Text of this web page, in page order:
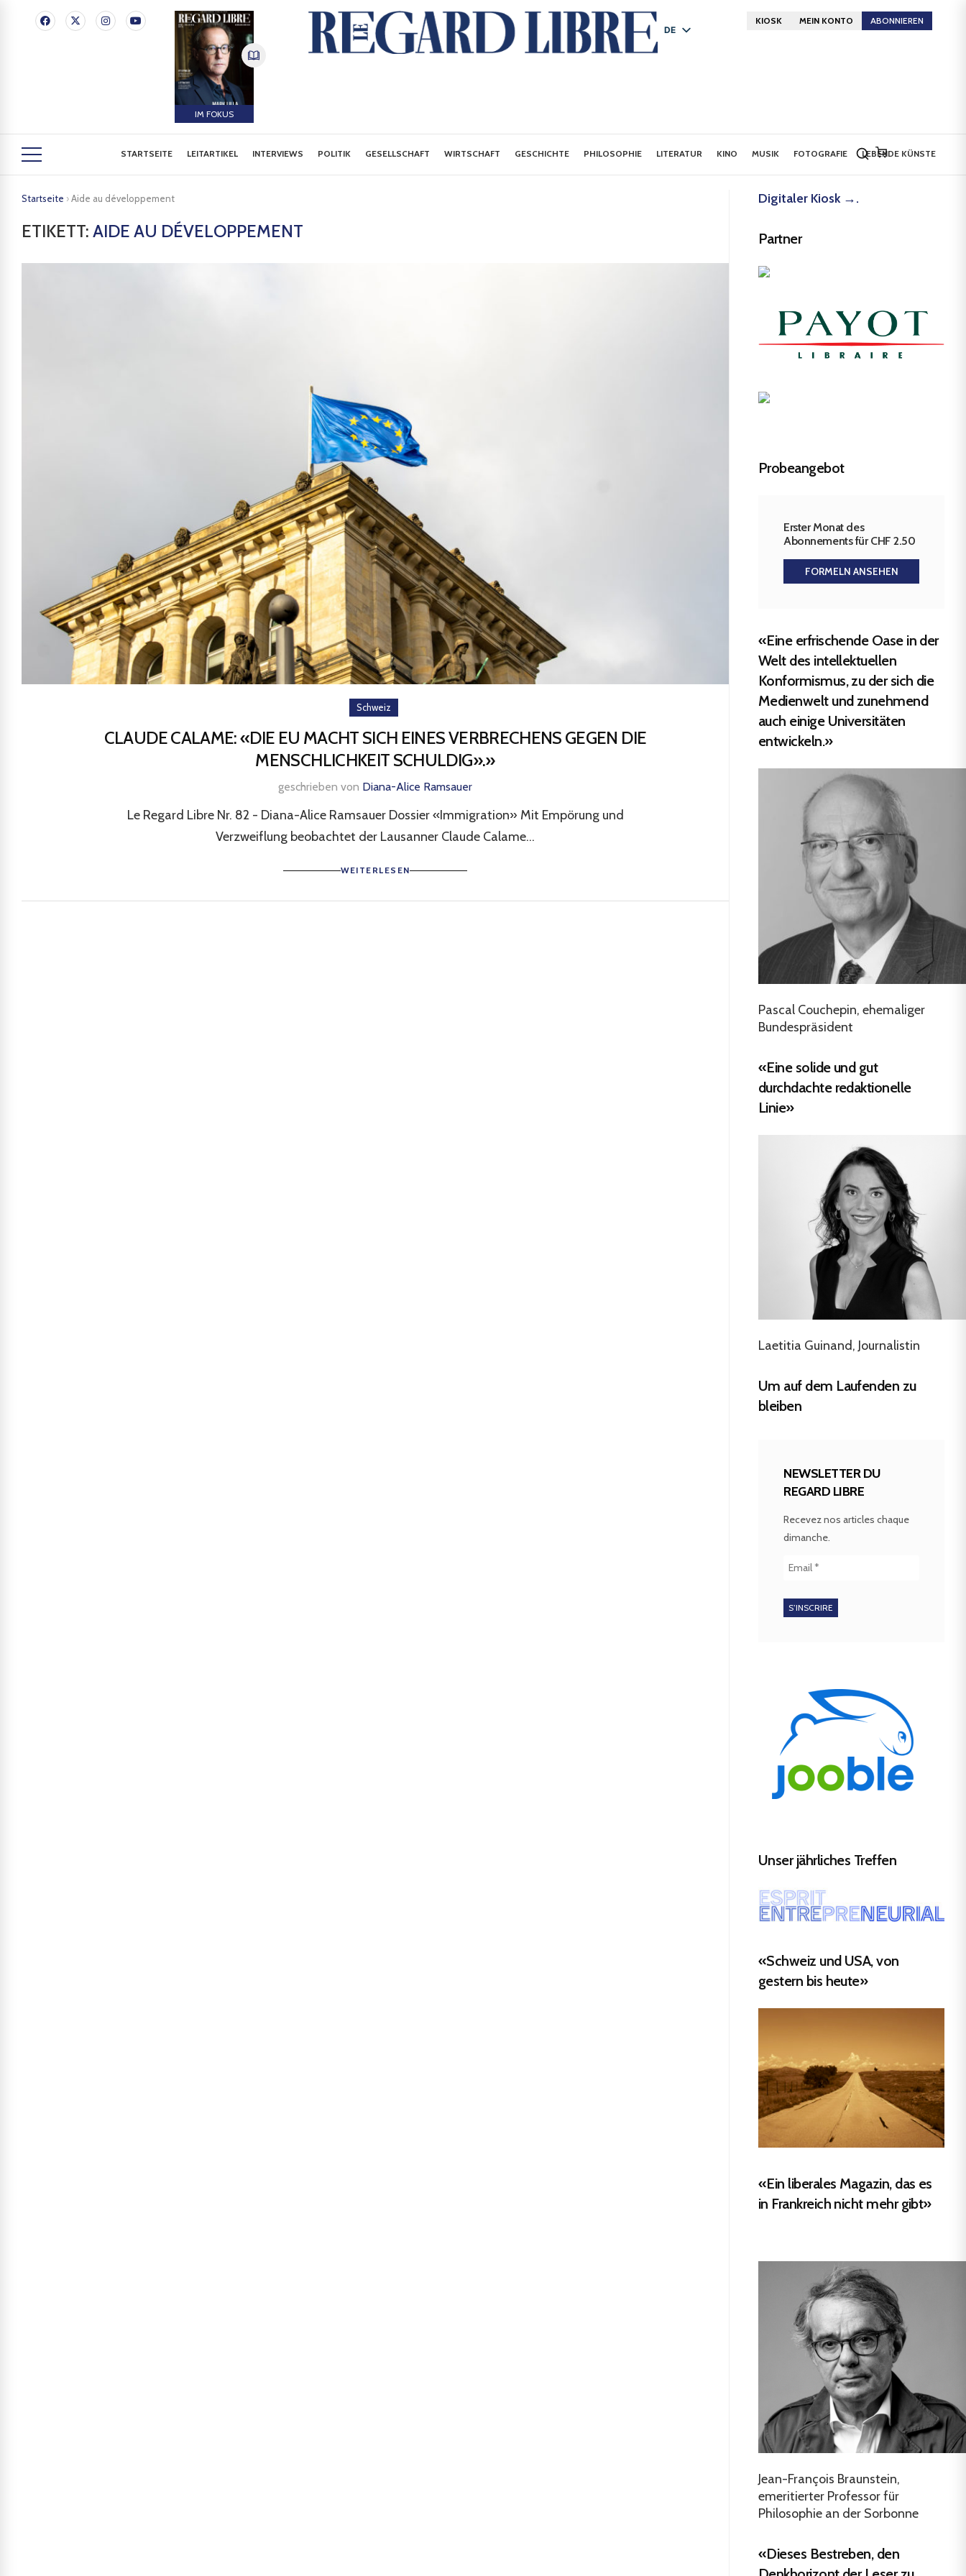
IM FOKUS
DE
KIOSK MEIN KONTO ABONNIEREN
STARTSEITE LEITARTIKEL INTERVIEWS POLITIK GESELLSCHAFT WIRTSCHAFT GESCHICHTE PHILOSOPHIE LITERATUR KINO MUSIK FOTOGRAFIE LEBENDE KÜNSTE
Startseite ›Aide au développement
ETIKETT: AIDE AU DÉVELOPPEMENT
Schweiz
CLAUDE CALAME: «DIE EU MACHT SICH EINES VERBRECHENS GEGEN DIE
MENSCHLICHKEIT SCHULDIG».»
geschrieben von Diana-Alice Ramsauer
Le Regard Libre Nr. 82 - Diana-Alice Ramsauer Dossier «Immigration» Mit Empörung und
Verzweiflung beobachtet der Lausanner Claude Calame...
WEITERLESEN
Digitaler Kiosk →.
Partner
Probeangebot
Erster Monat des
Abonnements für CHF 2.50
FORMELN ANSEHEN
«Eine erfrischende Oase in der
Welt des intellektuellen
Konformismus, zu der sich die
Medienwelt und zunehmend
auch einige Universitäten
entwickeln.»
Pascal Couchepin, ehemaliger
Bundespräsident
«Eine solide und gut
durchdachte redaktionelle
Linie»
Laetitia Guinand, Journalistin
Um auf dem Laufenden zu
bleiben
NEWSLETTER DU
REGARD LIBRE
Recevez nos articles chaque
dimanche.
Unser jährliches Treffen
«Schweiz und USA, von
gestern bis heute»
«Ein liberales Magazin, das es
in Frankreich nicht mehr gibt»
Jean-François Braunstein,
emeritierter Professor für
Philosophie an der Sorbonne
«Dieses Bestreben, den